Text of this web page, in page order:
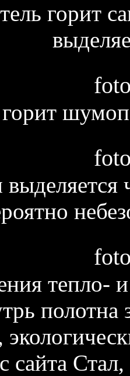
горит
горит
тепло- и
полотна
сайта